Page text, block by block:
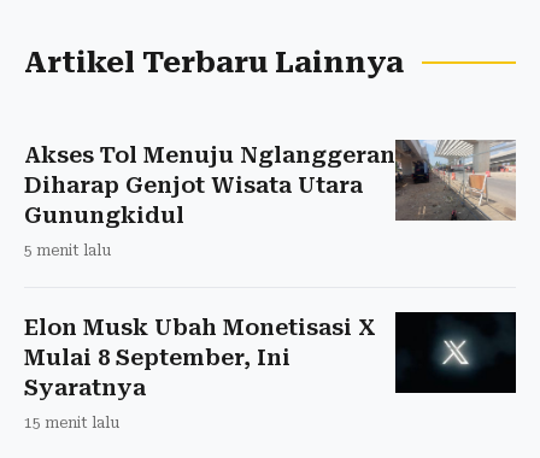
Artikel Terbaru Lainnya
Akses Tol Menuju Nglanggeran
Diharap Genjot Wisata Utara
Gunungkidul
5 menit lalu
Elon Musk Ubah Monetisasi X
Mulai 8 September, Ini
Syaratnya
15 menit lalu